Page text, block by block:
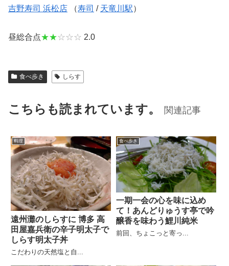
吉野寿司 浜松店 （寿司 / 天竜川駅）
昼総合点★★☆☆☆ 2.0
食べ歩き しらす
こちらも読まれています。 関連記事
料理
遠州灘のしらすに 博多 高
田屋嘉兵衛の辛子明太子で
しらす明太子丼
こだわりの天然塩と自...
食べ歩き
一期一会の心を味に込め
て！あんどりゅうす亭で吟
醸香を味わう鯉川純米
前回、ちょこっと寄っ...